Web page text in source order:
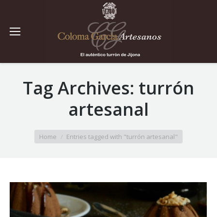
Tag Archives: turrón
artesanal
You are here:
Home Entries tagged with "turrón artesanal"